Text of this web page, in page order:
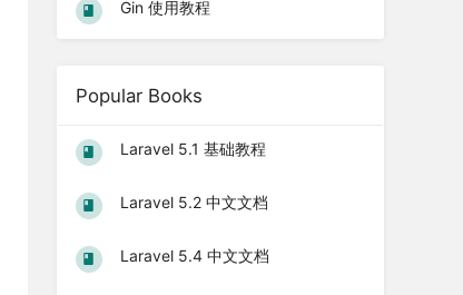
Gin 使用教程
Popular Books
Laravel 5.1 基础教程
Laravel 5.2 中文文档
Laravel 5.4 中文文档